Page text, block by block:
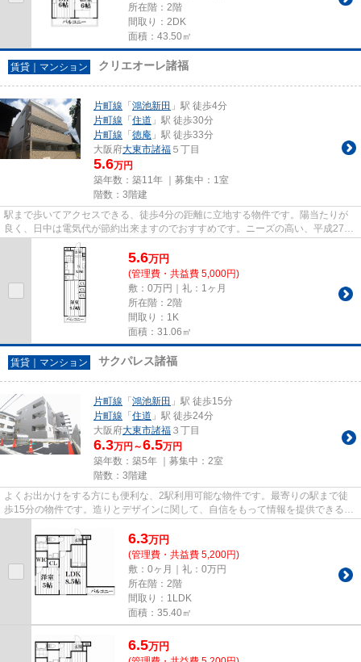
所在階：2階
間取り：2DK
面積：43.50㎡
賃貸｜マンション クリエオーレ諸福
片町線 「 鴻池新田 」駅 徒歩4分
片町線 「 住道 」駅 徒歩30分
片町線 「 徳庵 」駅 徒歩33分
大阪府大東市諸福 ５丁目
5.6万円
築年数：築11年 ｜募集中： 1室
階数：3階建
駅まで歩いてアクセスできる、徒歩4分の距離に立地する物件です。陽当たりが
良く、日中は電気代が節約出来ますのでおすすめです。ニーズの高い、平成27年
築の物件で、オシャレな室内が...
5.6万円
(管理費・共益費 5,000円)
敷：0万円｜礼：1ヶ月
所在階：2階
間取り：1K
面積：31.06㎡
賃貸｜マンション サクパレス諸福
片町線 「 鴻池新田 」駅 徒歩15分
片町線 「 住道 」駅 徒歩24分
大阪府大東市諸福 ３丁目
6.3万円～6.5万円
築年数：築5年 ｜募集中： 2室
階数：3階建
よくお出かけをする方にも便利な、2駅利用可能な物件です。最寄りの駅まで徒
歩15分の物件です。造りとデザインに関して、自信をもって情報を提供できるマ
6.3万円
(管理費・共益費 5,200円)
敷：0ヶ月｜礼：0万円
所在階：2階
間取り：1LDK
面積：35.40㎡
6.5万円